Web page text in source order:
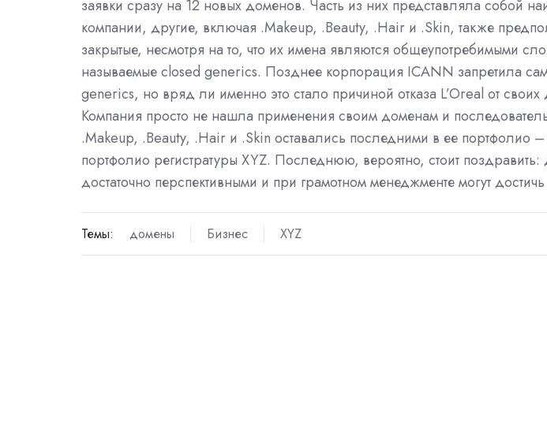
заявки сразу на 12 новых доменов. Часть из них представляла собой
компании, другие, включая .Makeup, .Beauty, .Hair и .Skin, также
закрытые, несмотря на то, что их имена являются общеупотребимыми
называемые closed generics. Позднее корпорация ICANN запретила
generics, но вряд ли именно это стало причиной отказа L’Oreal от
Компания просто не нашла применения своим доменам и
.Makeup, .Beauty, .Hair и .Skin оставались последними в ее портфолио
портфолио регистратуры XYZ. Последнюю, вероятно, стоит
достаточно перспективными и при грамотном менеджменте могут
Темы: домены Бизнес XYZ